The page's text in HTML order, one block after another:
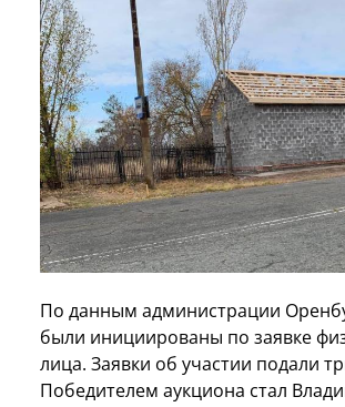
По данным администрации
были инициированы по заявке
лица. Заявки об участии подали
Победителем аукциона стал